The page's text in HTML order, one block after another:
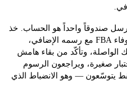
واحداً هو الحساب. خذ
سعرك، واطرح رسوم الإحالة، ورسم وفاء FBA مع رسمه الإضافي،
وتأكّد من بقاء هامش
ويراجعون الرسوم
— وهو الانضباط الذي